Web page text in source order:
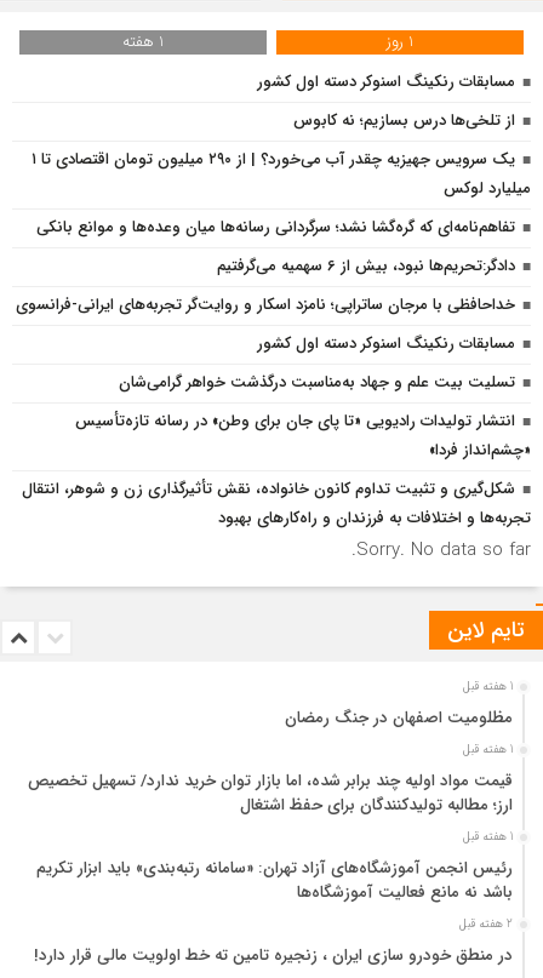
1 روز
1 هفته
مسابقات رنکینگ اسنوکر دسته اول کشور
از تلخی‌ها درس بسازیم؛ نه کابوس
یک سرویس جهیزیه چقدر آب می‌خورد؟ | از ۲۹۰ میلیون تومان اقتصادی تا ۱
میلیارد لوکس
تفاهم‌نامه‌ای که گره‌گشا نشد؛ سرگردانی رسانه‌ها میان وعده‌ها و موانع بانکی
دادگر:تحریم‌ها نبود، بیش از 6 سهمیه می‌گرفتیم
خداحافظی با مرجان ساتراپی؛ نامزد اسکار و روایت‌گر تجربه‌های ایرانی-فرانسوی
مسابقات رنکینگ اسنوکر دسته اول کشور
تسلیت بیت علم و جهاد به‌مناسبت درگذشت خواهر گرامی‌شان
انتشار تولیدات رادیویی «تا پای جان برای وطن» در رسانه تازه‌تأسیس
«چشم‌انداز فردا»
شکل‌گیری و تثبیت تداوم کانون خانواده، نقش تأثیرگذاری زن و شوهر، انتقال
تجربه‌ها و اختلافات به فرزندان و راه‌کارهای بهبود
Sorry. No data so far.
تایم لاین
1 هفته قبل
مظلومیت اصفهان در جنگ رمضان
1 هفته قبل
قیمت مواد اولیه چند برابر شده، اما بازار توان خرید ندارد/ تسهیل تخصیص
ارز؛ مطالبه تولیدکنندگان برای حفظ اشتغال
1 هفته قبل
رئیس انجمن آموزشگاه‌های آزاد تهران: «سامانه رتبه‌بندی» باید ابزار تکریم
باشد نه مانع فعالیت آموزشگاه‌ها
2 هفته قبل
در منطق خودرو سازی ایران ، زنجیره تامین ته خط اولویت مالی قرار دارد!